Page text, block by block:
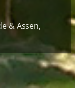
& Assen,